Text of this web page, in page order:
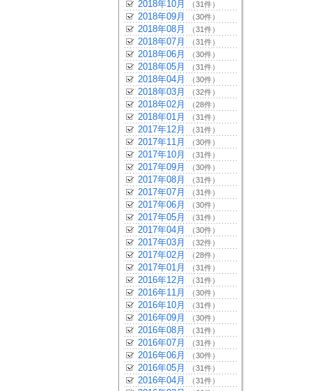
2018年10月 （31件）
2018年09月 （30件）
2018年08月 （31件）
2018年07月 （31件）
2018年06月 （30件）
2018年05月 （31件）
2018年04月 （30件）
2018年03月 （32件）
2018年02月 （28件）
2018年01月 （31件）
2017年12月 （31件）
2017年11月 （30件）
2017年10月 （31件）
2017年09月 （30件）
2017年08月 （31件）
2017年07月 （31件）
2017年06月 （30件）
2017年05月 （31件）
2017年04月 （30件）
2017年03月 （32件）
2017年02月 （28件）
2017年01月 （31件）
2016年12月 （31件）
2016年11月 （30件）
2016年10月 （31件）
2016年09月 （30件）
2016年08月 （31件）
2016年07月 （31件）
2016年06月 （30件）
2016年05月 （31件）
2016年04月 （31件）